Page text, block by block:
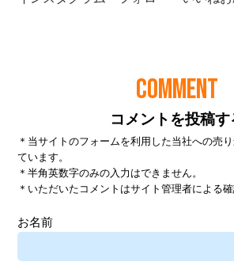
COMMENT
コメントを投稿す
＊当サイトのフォームを利用した当社への売
ています。
＊半角英数字のみの入力はできません。
＊いただいたコメントはサイト管理者による
お名前